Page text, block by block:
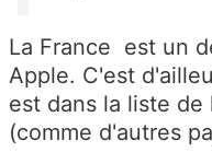
La France est un
Apple. C'est
est dans la liste
(comme d'autres